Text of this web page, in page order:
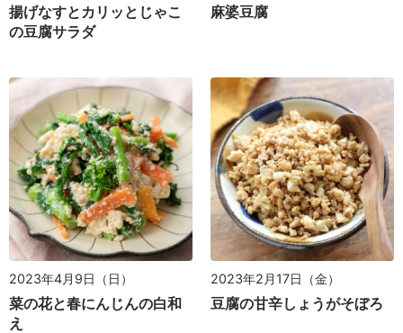
揚げなすとカリッとじゃこ
の豆腐サラダ
麻婆豆腐
2023年4月9日（日）
菜の花と春にんじんの白和
え
2023年2月17日（金）
豆腐の甘辛しょうがそぼろ